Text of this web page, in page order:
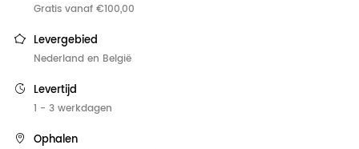
Gratis vanaf €100,00
Levergebied
Nederland en België
Levertijd
1 - 3 werkdagen
Ophalen